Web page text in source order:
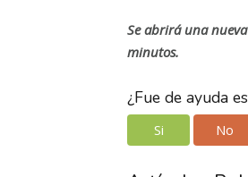
Se abrirá una
minutos.
¿Fue de ayuda
Si No